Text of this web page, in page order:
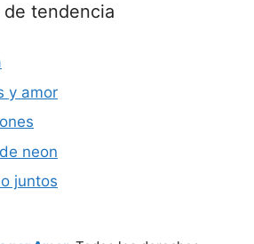
tendencia
y amor
neon
juntos